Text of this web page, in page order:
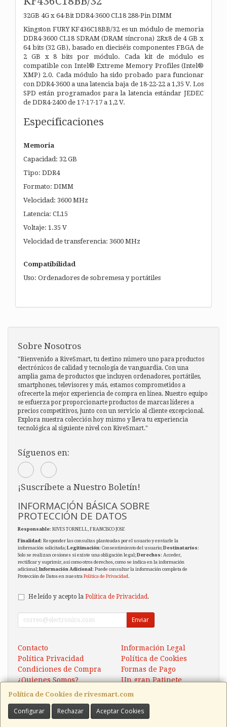
32GB 4G x 64-Bit DDR4-3600 CL18 288-Pin DIMM
Kingston FURY KF436C18BB/32 es un módulo de memoria
DDR4-3600 CL18 SDRAM (DRAM síncrona) 2Rx8 de 4 GB x
64 bits (32 GB), basado en dieciséis componentes FBGA de
2 GB x 8 bits por módulo. Cada kit de módulo es
compatible con Intel® Extreme Memory Profiles (Intel®
XMP) 2.0. Cada módulo ha sido probado para funcionar
con DDR4-3600 a una latencia baja de 18-22-22 a 1,35 V. Los
SPD están programados para la latencia estándar JEDEC
de DDR4-2400 de 17-17-17 a 1,2 V.
Especificaciones
Memoria
Capacidad: 32 GB
Tipo: DDR4
Formato: DIMM
Velocidad: 3600 MHz
Latencia: CL15
Voltaje: 1.35 V
Velocidad de transferencia: 3600 MHz
Compatibilidad
Uso: Ordenadores de sobremesa y portátiles
Política de Cookies de rivesmart.com
Configurar Rechazar Aceptar Cookies
Sobre Nosotros
"Bienvenido a RiveSmart, tu destino número uno para productos
electrónicos de calidad y tecnología de vanguardia. Con una
amplia gama de productos que incluyen ordenadores, portátiles,
smartphones, televisores y más, estamos comprometidos a
ofrecerte la mejor experiencia de compra en línea. Nuestro equipo
se esfuerza por proporcionarte productos de marcas líderes a
precios competitivos, junto con un servicio al cliente excepcional.
Explora nuestra colección hoy mismo y lleva tu experiencia
tecnológica al siguiente nivel con RiveSmart."
Síguenos en:
¡Suscríbete a Nuestro Boletín!
INFORMACIÓN BÁSICA SOBRE
PROTECCIÓN DE DATOS
Responsable: RIVES TORNELL, FRANCISCO JOSE
Finalidad: Responder las consultas planteadas por el usuario y enviarle la
información solicitada;Legitimación: Consentimiento del usuario;Destinatarios:
Solo se realizan cesiones si existe una obligación legal;Derechos: Acceder,
rectificar y suprimir, así como otros derechos, como se indica en la información
adicional;Información Adicional: Puede consultar la información completa de
Protección de Datos en nuestra Política de Privacidad.
He leído y acepto la Política de Privacidad .
Enviar
Contacto
Información Legal
Política Privacidad
Política de Cookies
Condiciones de Compra
Formas de Pago
¿Quienes Somos?
Un gran Patinete
Contacto